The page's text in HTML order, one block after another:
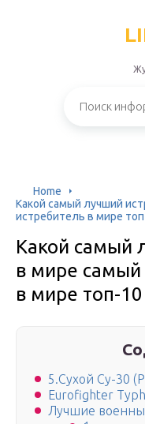
Home
Какой самый лучший
истребитель в мире
Какой самый
в мире самый
в мире топ-10
5.Сухой Су-30
Eurofighter
Лучшие